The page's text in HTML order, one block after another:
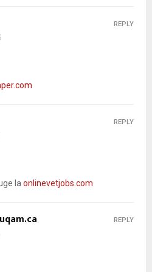
REPLY
la onlinevetjobs.com
REPLY
REPLY